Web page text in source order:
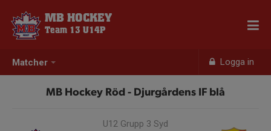
Matcher Logga in
MB HOCKEY
Team 13 U14P
MB Hockey Röd - Djurgårdens IF blå
U12 Grupp 3 Syd